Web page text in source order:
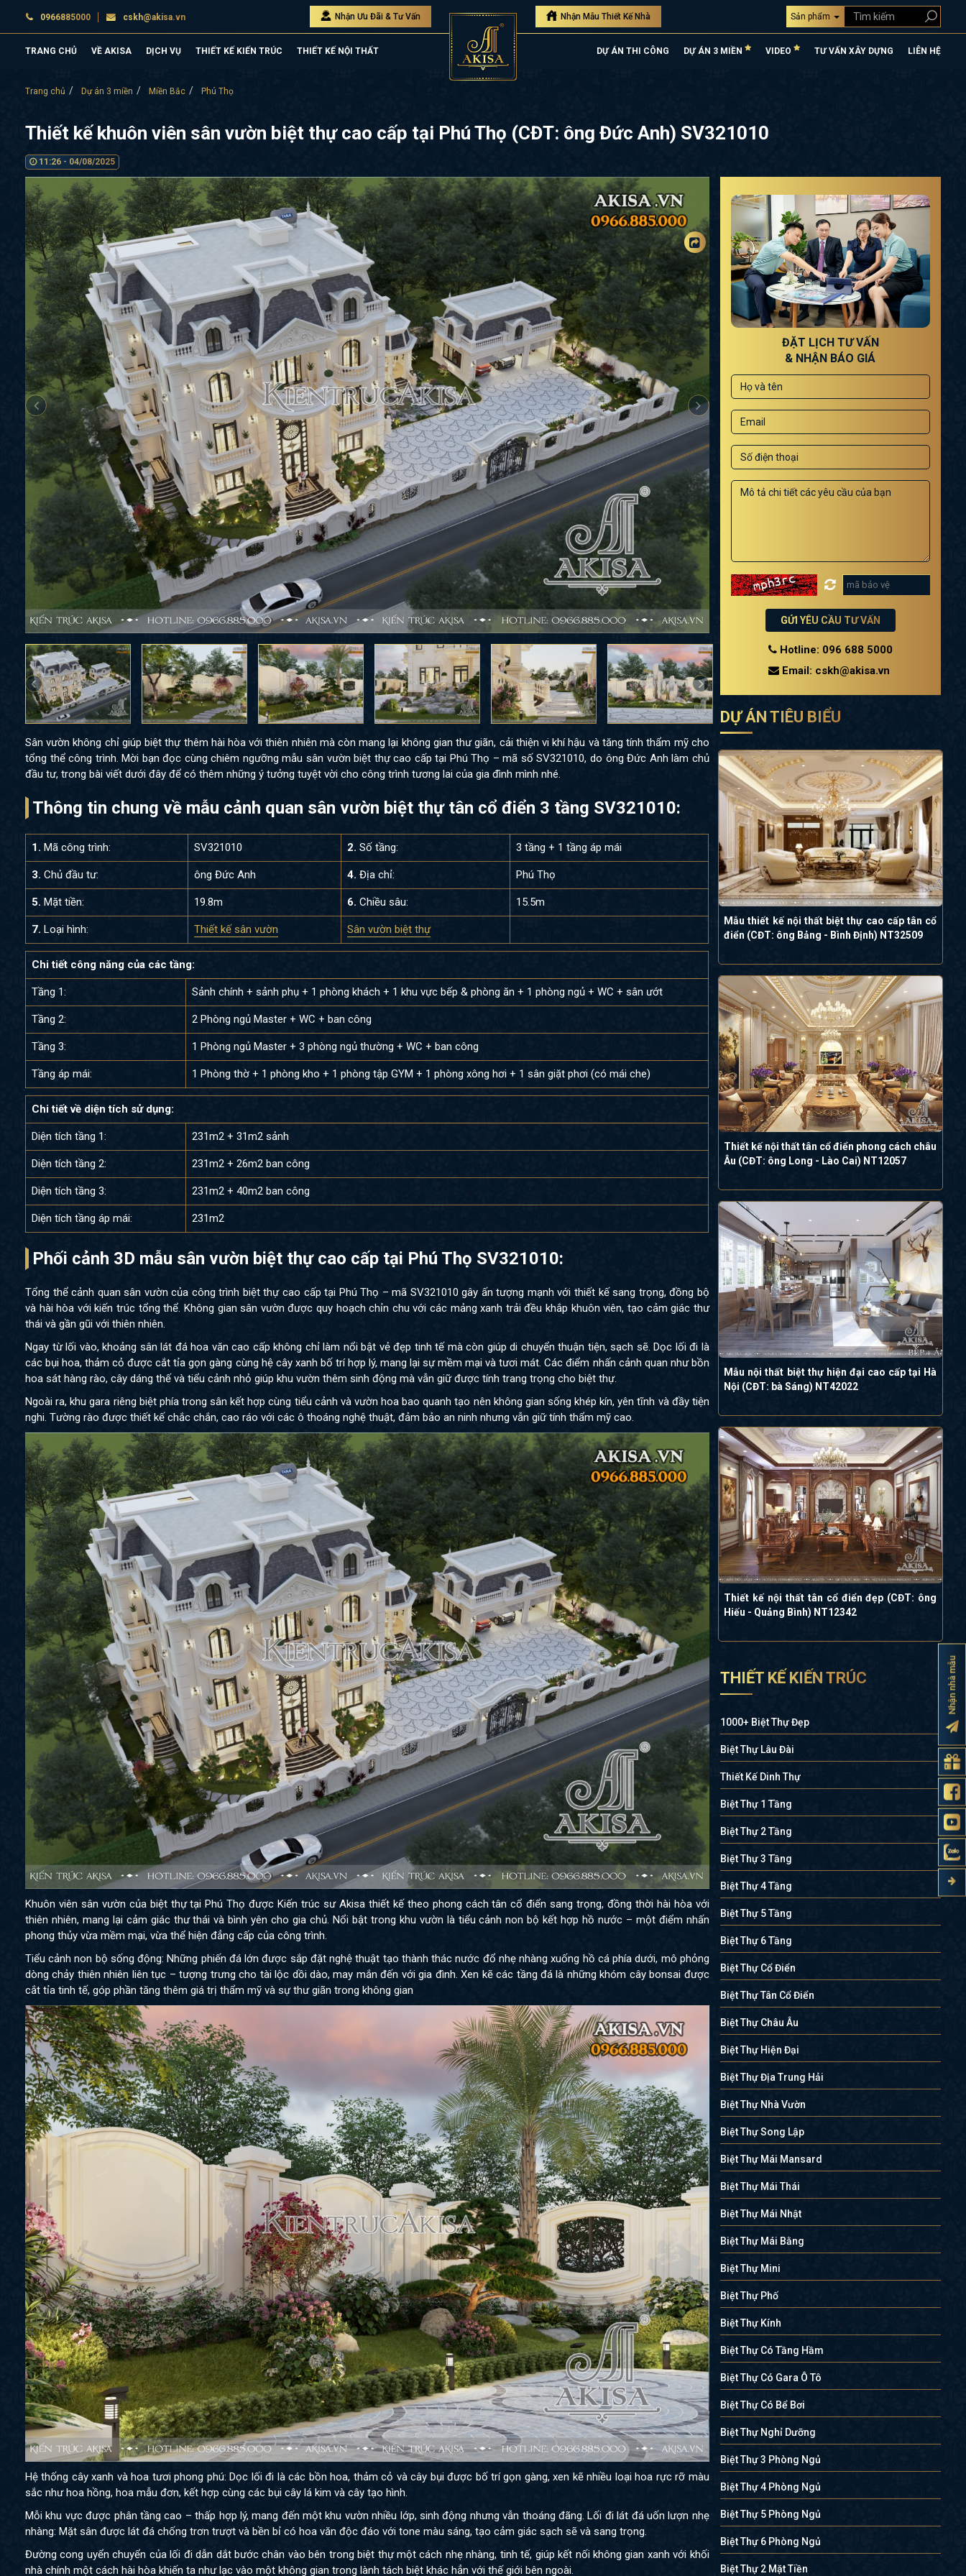
0966885000 cskh@akisa.vn Nhận Ưu Đãi & Tư Vấn Nhận Mẫu Thiết Kế Nhà Sản phẩm
TRANG CHỦ VỀ AKISA DỊCH VỤ THIẾT KẾ KIẾN TRÚC THIẾT KẾ NỘI THẤT DỰ ÁN THI CÔNG DỰ ÁN 3 MIỀN VIDEO TƯ VẤN XÂY DỰNG LIÊN HỆ
Trang chủ Dự án 3 miền Miền Bắc Phú Thọ
Thiết kế khuôn viên sân vườn biệt thự cao cấp tại Phú Thọ (CĐT: ông Đức Anh) SV321010
11:26 - 04/08/2025
Sân vườn không chỉ giúp biệt thự thêm hài hòa với thiên nhiên mà còn mang lại không gian thư giãn, cải thiện vi khí hậu và tăng tính thẩm mỹ cho
tổng thể công trình. Mời bạn đọc cùng chiêm ngưỡng mẫu sân vườn biệt thự cao cấp tại Phú Thọ – mã số SV321010, do ông Đức Anh làm chủ
đầu tư, trong bài viết dưới đây để có thêm những ý tưởng tuyệt vời cho công trình tương lai của gia đình mình nhé.
Thông tin chung về mẫu cảnh quan sân vườn biệt thự tân cổ điển 3 tầng SV321010:
1. Mã công trình: SV321010 2. Số tầng: 3 tầng + 1 tầng áp mái
3. Chủ đầu tư: ông Đức Anh 4. Địa chỉ: Phú Thọ
5. Mặt tiền: 19.8m 6. Chiều sâu: 15.5m
7. Loại hình: Thiết kế sân vườn Sân vườn biệt thự
Chi tiết công năng của các tầng:
Tầng 1: Sảnh chính + sảnh phụ + 1 phòng khách + 1 khu vực bếp & phòng ăn + 1 phòng ngủ + WC + sân ướt
Tầng 2: 2 Phòng ngủ Master + WC + ban công
Tầng 3: 1 Phòng ngủ Master + 3 phòng ngủ thường + WC + ban công
Tầng áp mái: 1 Phòng thờ + 1 phòng kho + 1 phòng tập GYM + 1 phòng xông hơi + 1 sân giặt phơi (có mái che)
Chi tiết về diện tích sử dụng:
Diện tích tầng 1: 231m2 + 31m2 sảnh
Diện tích tầng 2: 231m2 + 26m2 ban công
Diện tích tầng 3: 231m2 + 40m2 ban công
Diện tích tầng áp mái: 231m2
Phối cảnh 3D mẫu sân vườn biệt thự cao cấp tại Phú Thọ SV321010:
Tổng thể cảnh quan sân vườn của công trình biệt thự cao cấp tại Phú Thọ – mã SV321010 gây ấn tượng mạnh với thiết kế sang trọng, đồng bộ
và hài hòa với kiến trúc tổng thể. Không gian sân vườn được quy hoạch chỉn chu với các mảng xanh trải đều khắp khuôn viên, tạo cảm giác thư
thái và gần gũi với thiên nhiên.
Ngay từ lối vào, khoảng sân lát đá hoa văn cao cấp không chỉ làm nổi bật vẻ đẹp tinh tế mà còn giúp di chuyển thuận tiện, sạch sẽ. Dọc lối đi là
các bụi hoa, thảm cỏ được cắt tỉa gọn gàng cùng hệ cây xanh bố trí hợp lý, mang lại sự mềm mại và tươi mát. Các điểm nhấn cảnh quan như bồn
hoa sát hàng rào, cây dáng thế và tiểu cảnh nhỏ giúp khu vườn thêm sinh động mà vẫn giữ được tính trang trọng cho biệt thự.
Ngoài ra, khu gara riêng biệt phía trong sân kết hợp cùng tiểu cảnh và vườn hoa bao quanh tạo nên không gian sống khép kín, yên tĩnh và đầy tiện
nghi. Tường rào được thiết kế chắc chắn, cao ráo với các ô thoáng nghệ thuật, đảm bảo an ninh nhưng vẫn giữ tính thẩm mỹ cao.
Khuôn viên sân vườn của biệt thự tại Phú Thọ được Kiến trúc sư Akisa thiết kế theo phong cách tân cổ điển sang trọng, đồng thời hài hòa với
thiên nhiên, mang lại cảm giác thư thái và bình yên cho gia chủ. Nổi bật trong khu vườn là tiểu cảnh non bộ kết hợp hồ nước – một điểm nhấn
phong thủy vừa mềm mại, vừa thể hiện đẳng cấp của công trình.
Tiểu cảnh non bộ sống động: Những phiến đá lớn được sắp đặt nghệ thuật tạo thành thác nước đổ nhẹ nhàng xuống hồ cá phía dưới, mô phỏng
dòng chảy thiên nhiên liên tục – tượng trưng cho tài lộc dồi dào, may mắn đến với gia đình. Xen kẽ các tầng đá là những khóm cây bonsai được
cắt tỉa tinh tế, góp phần tăng thêm giá trị thẩm mỹ và sự thư giãn trong không gian
Hệ thống cây xanh và hoa tươi phong phú: Dọc lối đi là các bồn hoa, thảm cỏ và cây bụi được bố trí gọn gàng, xen kẽ nhiều loại hoa rực rỡ màu
sắc như hoa hồng, hoa mẫu đơn, kết hợp cùng các bụi cây lá kim và cây tạo hình.
Mỗi khu vực được phân tầng cao – thấp hợp lý, mang đến một khu vườn nhiều lớp, sinh động nhưng vẫn thoáng đãng. Lối đi lát đá uốn lượn nhẹ
nhàng: Mặt sân được lát đá chống trơn trượt và bền bỉ có hoa văn độc đáo với tone màu sáng, tạo cảm giác sạch sẽ và sang trọng.
Đường cong uyển chuyển của lối đi dẫn dắt bước chân vào bên trong biệt thự một cách nhẹ nhàng, tinh tế, giúp kết nối không gian xanh với khối
nhà chính một cách hài hòa khiến ta như lạc vào một không gian trong lành tách biệt khác hẳn với thế giới bên ngoài.
ĐẶT LỊCH TƯ VẤN
& NHẬN BÁO GIÁ
GỬI YÊU CẦU TƯ VẤN
Hotline: 096 688 5000
Email: cskh@akisa.vn
DỰ ÁN TIÊU BIỂU
Mẫu thiết kế nội thất biệt thự cao cấp tân cổ
điển (CĐT: ông Bảng - Bình Định) NT32509
Thiết kế nội thất tân cổ điển phong cách châu
Âu (CĐT: ông Long - Lào Cai) NT12057
Mẫu nội thất biệt thự hiện đại cao cấp tại Hà
Nội (CĐT: bà Sáng) NT42022
Thiết kế nội thất tân cổ điển đẹp (CĐT: ông
Hiếu - Quảng Bình) NT12342
THIẾT KẾ KIẾN TRÚC
1000+ Biệt Thự Đẹp
Biệt Thự Lâu Đài
Thiết Kế Dinh Thự
Biệt Thự 1 Tầng
Biệt Thự 2 Tầng
Biệt Thự 3 Tầng
Biệt Thự 4 Tầng
Biệt Thự 5 Tầng
Biệt Thự 6 Tầng
Biệt Thự Cổ Điển
Biệt Thự Tân Cổ Điển
Biệt Thự Châu Âu
Biệt Thự Hiện Đại
Biệt Thự Địa Trung Hải
Biệt Thự Nhà Vườn
Biệt Thự Song Lập
Biệt Thự Mái Mansard
Biệt Thự Mái Thái
Biệt Thự Mái Nhật
Biệt Thự Mái Bằng
Biệt Thự Mini
Biệt Thự Phố
Biệt Thự Kính
Biệt Thự Có Tầng Hầm
Biệt Thự Có Gara Ô Tô
Biệt Thự Có Bể Bơi
Biệt Thự Nghỉ Dưỡng
Biệt Thự 3 Phòng Ngủ
Biệt Thự 4 Phòng Ngủ
Biệt Thự 5 Phòng Ngủ
Biệt Thự 6 Phòng Ngủ
Biệt Thự 2 Mặt Tiền
Nhận nhà mẫu